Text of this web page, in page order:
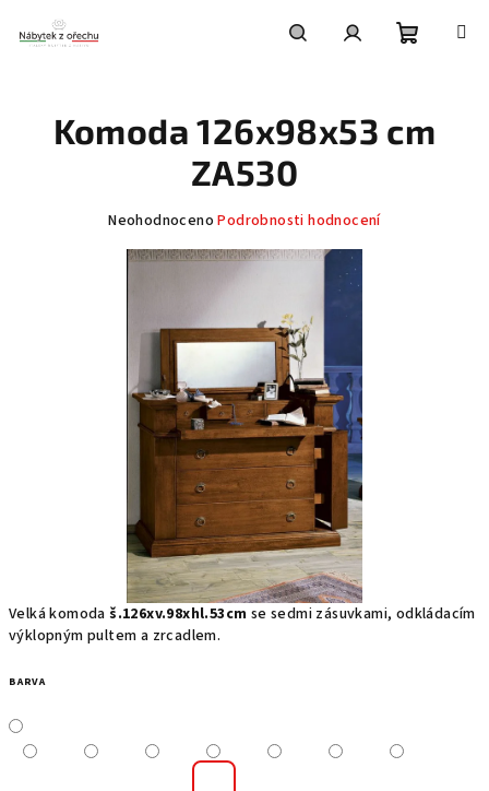
obsah
košík
Velká komodaš.126xv.98xhl.53cm se sedmi zásuvkami, odkládacím
výklopným pultem a zrcadlem.
BARVA
Komoda 126x98x53 cm
ZA530
Průměrné
produktu
hvězdiček.
Neohodnoceno Podrobnosti hodnocení